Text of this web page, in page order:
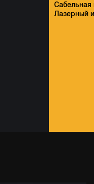
Сабельная
Лазерный